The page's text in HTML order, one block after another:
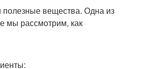
полезные вещества. Одна из
мы рассмотрим, как